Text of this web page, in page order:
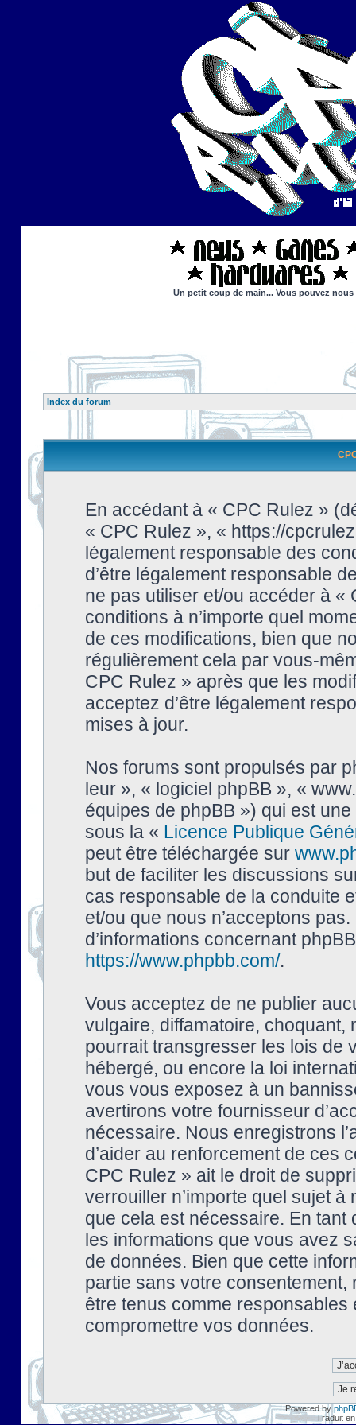
Un petit coup de main... Vous pouvez
Index du forum
En accédant à « CPC Rulez »
« CPC Rulez », « https://
légalement responsable des
d’être légalement responsable
ne pas utiliser et/ou accéder à
conditions à n’importe quel
de ces modifications, bien que
régulièrement cela par vous-
CPC Rulez » après que les
acceptez d’être légalement
mises à jour.
Nos forums sont propulsés par
leur », « logiciel phpBB », «
équipes de phpBB ») qui est
sous la « Licence Publique
peut être téléchargée sur
but de faciliter les discussions
cas responsable de la conduite
et/ou que nous n’acceptons
d’informations concernant
https://www.phpbb.com/.
Vous acceptez de ne publier
vulgaire, diffamatoire, choquant,
pourrait transgresser les lois de
hébergé, ou encore la loi
vous vous exposez à un
avertirons votre fournisseur
nécessaire. Nous enregistrons
d’aider au renforcement de ces
CPC Rulez » ait le droit de
verrouiller n’importe quel sujet à
que cela est nécessaire. En tant
les informations que vous avez
de données. Bien que cette
partie sans votre
être tenus comme
compromettre vos données.
Powered by
Traduit